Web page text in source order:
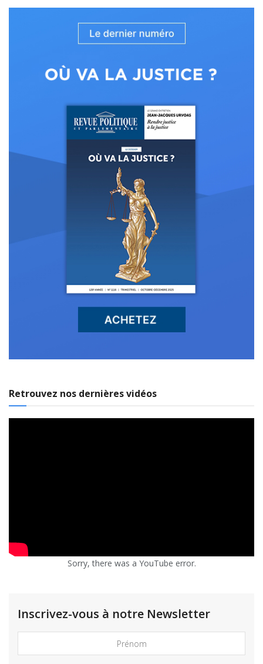
Retrouvez nos dernières vidéos
Sorry, there was a YouTube error.
Inscrivez-vous à notre Newsletter